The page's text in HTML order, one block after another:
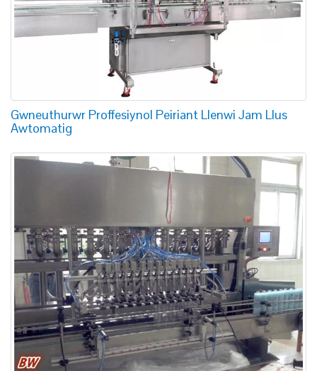
Gwneuthurwr Proffesiynol Peiriant Llenwi Jam Llus
Awtomatig